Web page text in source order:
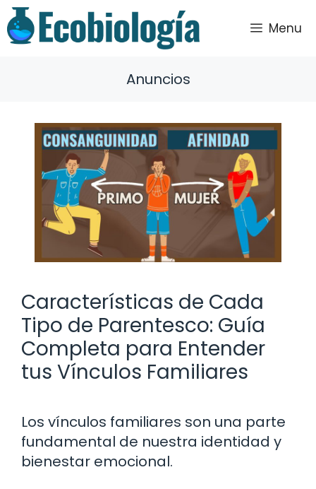
Saltar
al
contenido
Menu
Anuncios
Características de Cada
Tipo de Parentesco: Guía
Completa para Entender
tus Vínculos Familiares
Los vínculos familiares son una parte
fundamental de nuestra identidad y
bienestar emocional.